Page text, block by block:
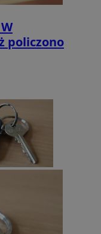
policzono